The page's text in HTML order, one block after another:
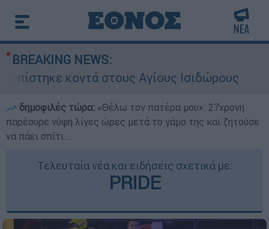
BREAKING NEWS:
στους Αγίους Ισιδώρους
Νέα
δημοφιλές τώρα: «Θέλω τον πατέρα μου»: 27χρονη
παρέσυρε νύφη λίγες ώρες μετά το γάμο της και ζητούσε
να πάει σπίτι...
Τελευταία νέα και ειδήσεις σχετικά με:
PRIDE